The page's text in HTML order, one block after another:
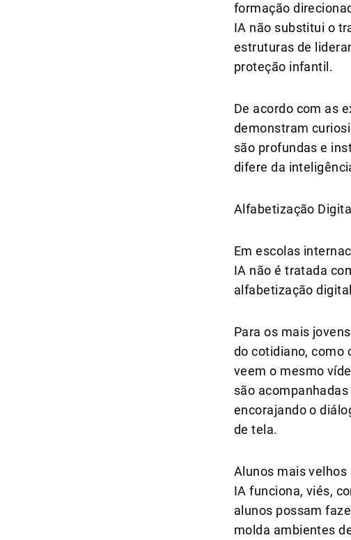
formação
IA não substitui o
estruturas de
proteção infantil.
De acordo com as
demonstram
são profundas e
difere da
Alfabetização
Em escolas
IA não é tratada
alfabetização
Para os mais
do cotidiano, como
veem o mesmo
são
encorajando o
de tela.
Alunos mais
IA funciona, viés,
alunos possam
molda ambientes